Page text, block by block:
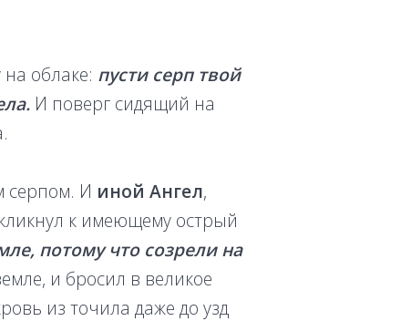
облаке: пусти серп твой
И поверг сидящий на
серпом. И иной Ангел,
к имеющему острый
потому что созрели на
и бросил в великое
из точила даже до узд